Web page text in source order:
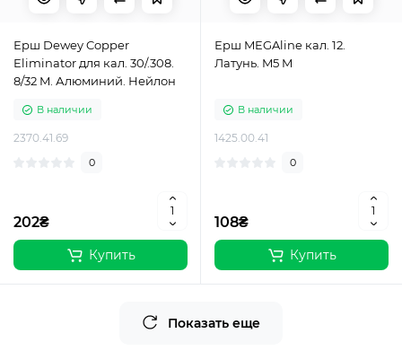
Ерш Dewey Copper
Eliminator для кал. 30/.308.
8/32 M. Алюминий. Нейлон
В наличии
2370.41.69
0
202₴
Купить
Ерш MEGAline кал. 12.
Латунь. M5 M
В наличии
1425.00.41
0
108₴
Купить
Показать еще